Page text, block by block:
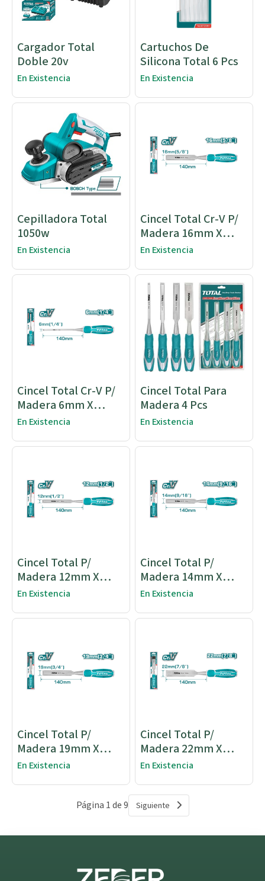
Cargador Total
Doble 20v
En Existencia
Cartuchos De
Silicona Total 6 Pcs
En Existencia
Cepilladora Total
1050w
En Existencia
Cincel Total Cr-V P/
Madera 16mm X
140mm
En Existencia
Cincel Total Cr-V P/
Madera 6mm X
140mm
En Existencia
Cincel Total Para
Madera 4 Pcs
En Existencia
Cincel Total P/
Madera 12mm X
140mm
En Existencia
Cincel Total P/
Madera 14mm X
140mm
En Existencia
Cincel Total P/
Madera 19mm X
140mm
En Existencia
Cincel Total P/
Madera 22mm X
140mm
En Existencia
Página 1 de 9 Siguiente